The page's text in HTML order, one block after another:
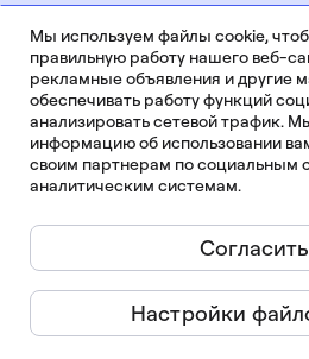
ISO 42001
READY
SOC 2
COMPLIANT
Miro ©
Мы используем файлы cookie,
правильную работу нашего веб-
рекламные объявления и другие
обеспечивать работу функций
анализировать сетевой трафик.
информацию об использовании
своим партнерам по социальным
аналитическим системам.
Настройки